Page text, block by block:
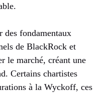
des fondamentaux
de BlackRock et
le marché, créant une
Certains chartistes
à la Wyckoff, ces